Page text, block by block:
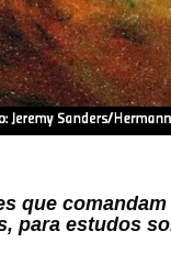
que
para estudos